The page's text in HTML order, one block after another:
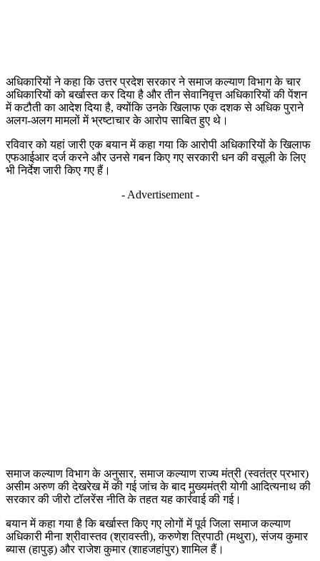
अधिकारियों ने कहा कि उत्तर प्रदेश सरकार ने समाज कल्याण विभाग के चार
अधिकारियों को बर्खास्त कर दिया है और तीन सेवानिवृत्त अधिकारियों की पेंशन
में कटौती का आदेश दिया है, क्योंकि उनके खिलाफ एक दशक से अधिक पुराने
अलग-अलग मामलों में भ्रष्टाचार के आरोप साबित हुए थे।
रविवार को यहां जारी एक बयान में कहा गया कि आरोपी अधिकारियों के खिलाफ
एफआईआर दर्ज करने और उनसे गबन किए गए सरकारी धन की वसूली के लिए
भी निर्देश जारी किए गए हैं।
- Advertisement -
समाज कल्याण विभाग के अनुसार, समाज कल्याण राज्य मंत्री (स्वतंत्र प्रभार)
असीम अरुण की देखरेख में की गई जांच के बाद मुख्यमंत्री योगी आदित्यनाथ की
सरकार की जीरो टॉलरेंस नीति के तहत यह कार्रवाई की गई।
बयान में कहा गया है कि बर्खास्त किए गए लोगों में पूर्व जिला समाज कल्याण
अधिकारी मीना श्रीवास्तव (श्रावस्ती), करुणेश त्रिपाठी (मथुरा), संजय कुमार
ब्यास (हापुड़) और राजेश कुमार (शाहजहांपुर) शामिल हैं।